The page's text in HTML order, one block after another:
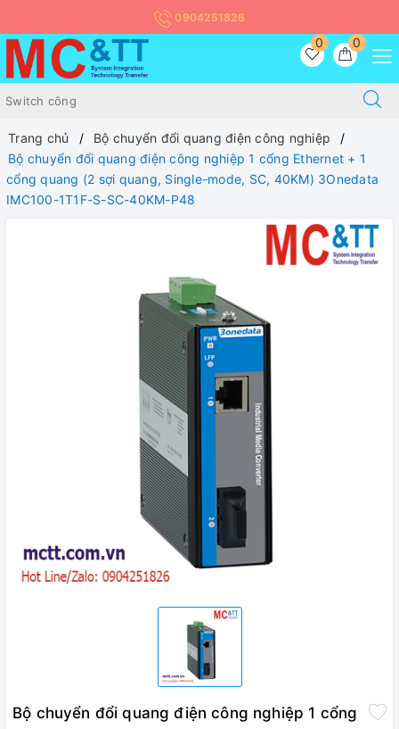
0904251826
0
0
Trang chủ
Bộ chuyển đổi quang điện công nghiệp
Bộ chuyển đổi quang điện công nghiệp 1 cổng Ethernet + 1
cổng quang (2 sợi quang, Single-mode, SC, 40KM) 3Onedata
IMC100-1T1F-S-SC-40KM-P48
Bộ chuyển đổi quang điện công nghiệp 1 cổng